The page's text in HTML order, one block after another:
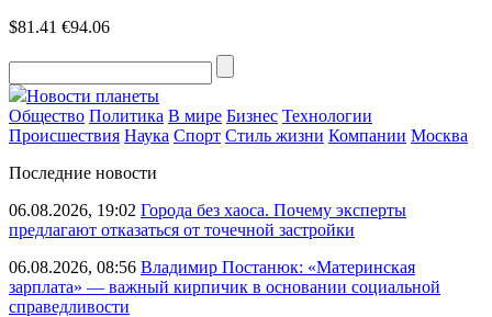
$81.41 €94.06
Новости планеты
Общество Политика В мире Бизнес Технологии
Происшествия Наука Спорт Стиль жизни Компании Москва
Последние новости
06.08.2026, 19:02 Города без хаоса. Почему эксперты
предлагают отказаться от точечной застройки
06.08.2026, 08:56 Владимир Постанюк: «Материнская
зарплата» — важный кирпичик в основании социальной
справедливости